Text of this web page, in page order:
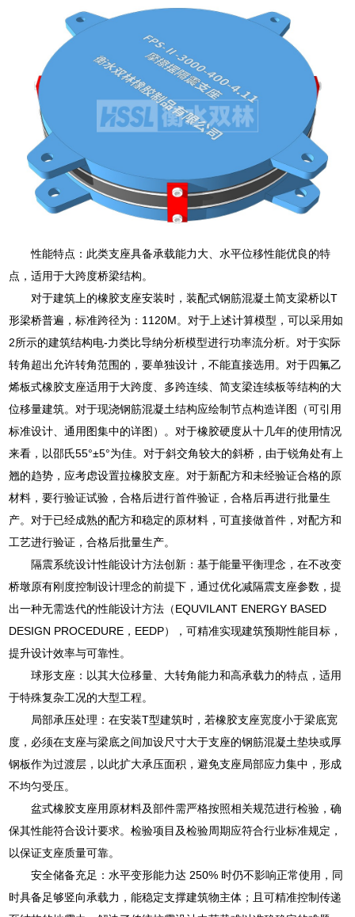
性能特点：此类支座具备承载能力大、水平位移性能优良的特
点，适用于大跨度桥梁结构。
对于建筑上的橡胶支座安装时，装配式钢筋混凝土简支梁桥以T
形梁桥普遍，标准跨径为：1120M。对于上述计算模型，可以采用如
2所示的建筑结构电-力类比导纳分析模型进行功率流分析。对于实际
转角超出允许转角范围的，要单独设计，不能直接选用。对于四氟乙
烯板式橡胶支座适用于大跨度、多跨连续、简支梁连续板等结构的大
位移量建筑。对于现浇钢筋混凝土结构应绘制节点构造详图（可引用
标准设计、通用图集中的详图）。对于橡胶硬度从十几年的使用情况
来看，以邵氏55°±5°为佳。对于斜交角较大的斜桥，由于锐角处有上
翘的趋势，应考虑设置拉橡胶支座。对于新配方和未经验证合格的原
材料，要行验证试验，合格后进行首件验证，合格后再进行批量生
产。对于已经成熟的配方和稳定的原材料，可直接做首件，对配方和
工艺进行验证，合格后批量生产。
隔震系统设计性能设计方法创新：基于能量平衡理念，在不改变
桥墩原有刚度控制设计理念的前提下，通过优化减隔震支座参数，提
出一种无需迭代的性能设计方法（EQUVILANT ENERGY BASED
DESIGN PROCEDURE，EEDP），可精准实现建筑预期性能目标，
提升设计效率与可靠性。
球形支座：以其大位移量、大转角能力和高承载力的特点，适用
于特殊复杂工况的大型工程。
局部承压处理：在安装T型建筑时，若橡胶支座宽度小于梁底宽
度，必须在支座与梁底之间加设尺寸大于支座的钢筋混凝土垫块或厚
钢板作为过渡层，以此扩大承压面积，避免支座局部应力集中，形成
不均匀受压。
盆式橡胶支座用原材料及部件需严格按照相关规范进行检验，确
保其性能符合设计要求。检验项目及检验周期应符合行业标准规定，
以保证支座质量可靠。
安全储备充足：水平变形能力达 250% 时仍不影响正常使用，同
时具备足够竖向承载力，能稳定支撑建筑物主体；且可精准控制传递